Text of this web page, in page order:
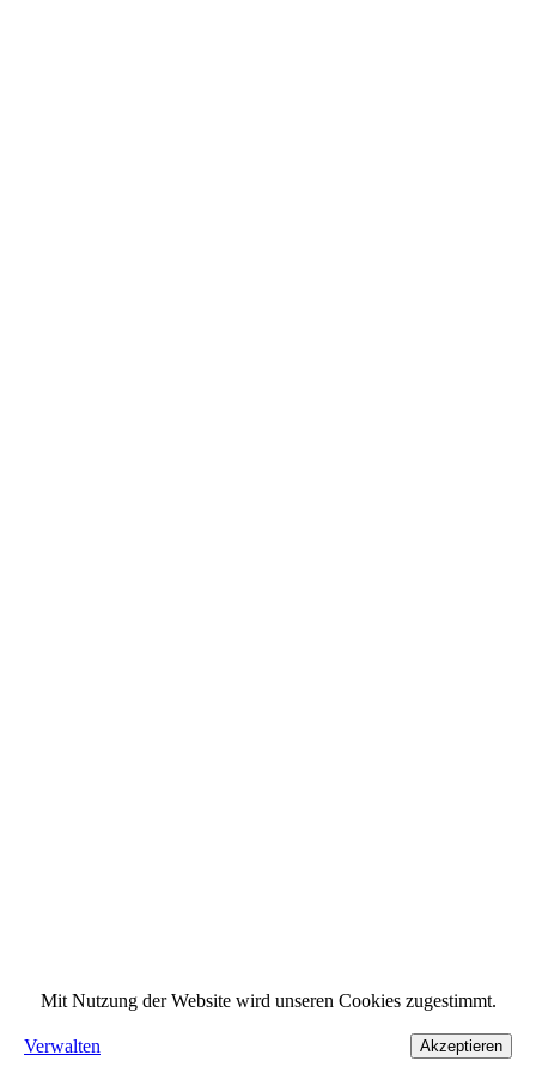
Mit Nutzung der Website wird unseren Cookies zugestimmt.
Verwalten Akzeptieren